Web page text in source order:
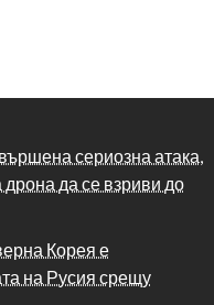
сериозна атака,
да се взриви до
Корея е
на Русия срещу